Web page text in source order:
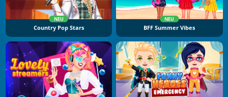
NEU
Country Pop Stars
NEU
BFF Summer Vibes